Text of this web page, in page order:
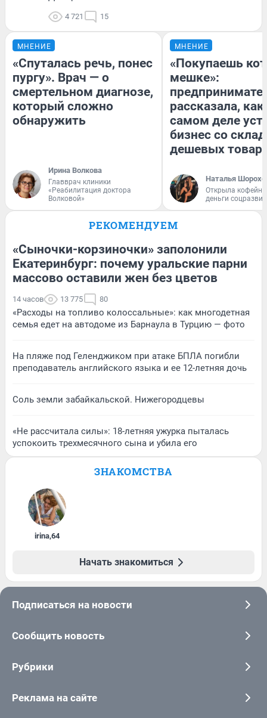
4 721 15
МНЕНИЕ
«Спуталась речь, понес
пургу». Врач — о
смертельном диагнозе,
который сложно
обнаружить
Ирина Волкова
Главврач клиники
«Реабилитация доктора
Волковой»
МНЕНИЕ
«Покупаешь
мешке»:
рассказала, как
самом деле
бизнес со
дешевых
Наталья
Открыла
деньги
РЕКОМЕНДУЕМ
«Сыночки-корзиночки» заполонили
Екатеринбург: почему уральские парни
массово оставили жен без цветов
14 часов 13 775 80
«Расходы на топливо колоссальные»: как многодетная
семья едет на автодоме из Барнаула в Турцию — фото
На пляже под Геленджиком при атаке БПЛА погибли
преподаватель английского языка и ее 12-летняя дочь
Соль земли забайкальской. Нижегородцевы
«Не рассчитала силы»: 18-летняя ужурка пыталась
успокоить трехмесячного сына и убила его
ЗНАКОМСТВА
irina,64
Начать знакомиться
Подписаться на новости
Сообщить новость
Рубрики
Реклама на сайте